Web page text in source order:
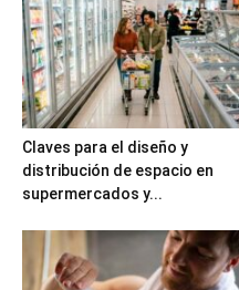
Claves para el diseño y
distribución de espacio en
supermercados y...